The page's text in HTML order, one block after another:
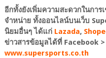
อีกทั้งยังเพิ่มความสะดวกในกา
จำหน่าย ทั้งออนไลน์บนเว็บ
นิยมอื่นๆ ได้แก่ Lazada,
ข่าวสารข้อมูลได้ที่ Facebook
www.supersports.co.th